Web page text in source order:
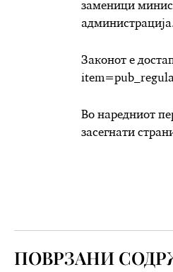
заменици
Законот е
Во наредниот
засегнати
ПОВРЗАНИ